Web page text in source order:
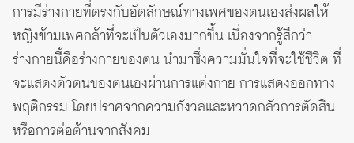
การมีร่างกายที่ตรงกับอัตลักษณ์ทางเพศของตนเองส่งผลให้
หญิงข้ามเพศกล้าที่จะเป็นตัวเองมากขึ้น เนื่องจากรู้สึกว่า
ร่างกายนี้คือร่างกายของตน นำมาซึ่งความมั่นใจที่จะใช้ชีวิต ที่
จะแสดงตัวตนของตนเองผ่านการแต่งกาย การแสดงออกทาง
พฤติกรรม โดยปราศจากความกังวลและหวาดกลัวการตัดสิน
หรือการต่อต้านจากสังคม